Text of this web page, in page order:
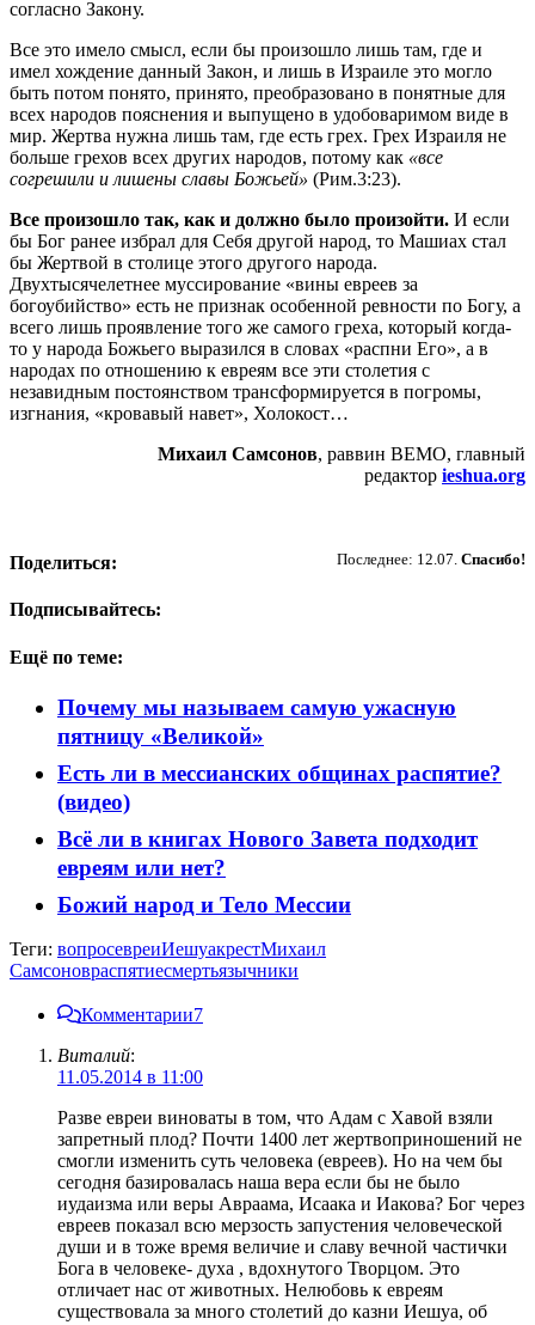
согласно Закону.
Все это имело смысл, если бы произошло лишь там, где и
имел хождение данный Закон, и лишь в Израиле это могло
быть потом понято, принято, преобразовано в понятные для
всех народов пояснения и выпущено в удобоваримом виде в
мир. Жертва нужна лишь там, где есть грех. Грех Израиля не
больше грехов всех других народов, потому как «все
согрешили и лишены славы Божьей» (Рим.3:23).
Все произошло так, как и должно было произойти. И если
бы Бог ранее избрал для Себя другой народ, то Машиах стал
бы Жертвой в столице этого другого народа.
Двухтысячелетнее муссирование «вины евреев за
богоубийство» есть не признак особенной ревности по Богу, а
всего лишь проявление того же самого греха, который когда-
то у народа Божьего выразился в словах «распни Его», а в
народах по отношению к евреям все эти столетия с
незавидным постоянством трансформируется в погромы,
изгнания, «кровавый навет», Холокост…
Михаил Самсонов, раввин ВЕМО, главный
редактор ieshua.org
Последнее: 12.07. Спасибо!
Поделиться:
Подписывайтесь:
Ещё по теме:
Почему мы называем самую ужасную
пятницу «Великой»
Есть ли в мессианских общинах распятие?
(видео)
Всё ли в книгах Нового Завета подходит
евреям или нет?
Божий народ и Тело Мессии
Теги: вопросевреиИешуакрестМихаил
Самсоновраспятиесмертьязычники
Комментарии7
Виталий:
11.05.2014 в 11:00
Разве евреи виноваты в том, что Адам с Хавой взяли
запретный плод? Почти 1400 лет жертвоприношений не
смогли изменить суть человека (евреев). Но на чем бы
сегодня базировалась наша вера если бы не было
иудаизма или веры Авраама, Исаака и Иакова? Бог через
евреев показал всю мерзость запустения человеческой
души и в тоже время величие и славу вечной частички
Бога в человеке- духа , вдохнутого Творцом. Это
отличает нас от животных. Нелюбовь к евреям
существовала за много столетий до казни Иешуа, об